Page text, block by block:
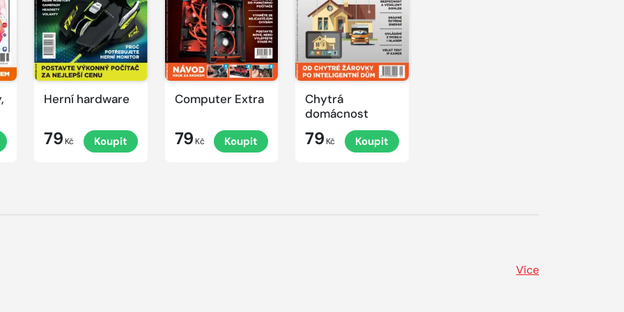
Herní hardware
79 Kč Koupit
Computer Extra
79 Kč Koupit
Chytrá
domácnost
79 Kč Koupit
Více